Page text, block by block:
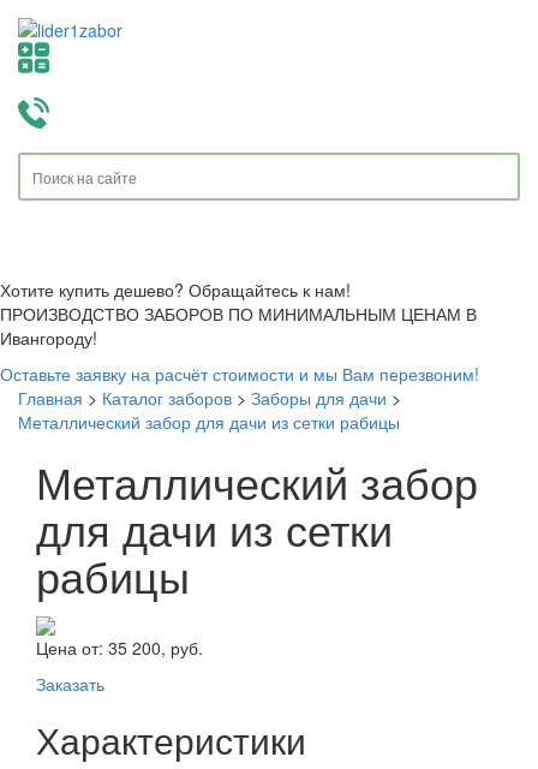
Хотите купить дешево? Обращайтесь к нам!
ПРОИЗВОДСТВО ЗАБОРОВ ПО МИНИМАЛЬНЫМ ЦЕНАМ В
Ивангороду!
Оставьте заявку на расчёт стоимости и мы Вам перезвоним!
Главная > Каталог заборов > Заборы для дачи >
Металлический забор для дачи из сетки рабицы
Металлический забор
для дачи из сетки
рабицы
Цена от: 35 200, руб.
Заказать
Характеристики